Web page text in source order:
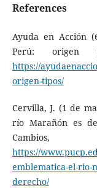
References
Ayuda en Acción
Perú: origen
https://
origen-tipos/
Cervilla, J. (1 de
río Marañón es
https://
emblematica-el-rio-
derecho/